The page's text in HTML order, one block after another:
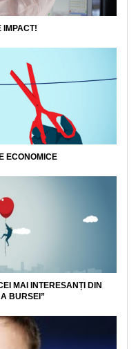
IMPACT!
ECONOMICE
MAI INTERESANȚI DIN
BURSEI”